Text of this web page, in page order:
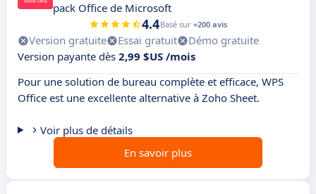
pack Office de Microsoft
4.4Basé sur +200 avis
Version gratuite Essai gratuit
Démo gratuite
Version payante dès 2,99 $US /mois
Pour une solution de bureau complète et efficace, WPS
Office est une excellente alternative à Zoho Sheet.
Voir plus de détails
En savoir plus